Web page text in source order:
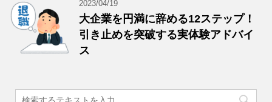
2023/04/19
大企業を円満に辞める12ステップ！
引き止めを突破する実体験アドバイ
ス